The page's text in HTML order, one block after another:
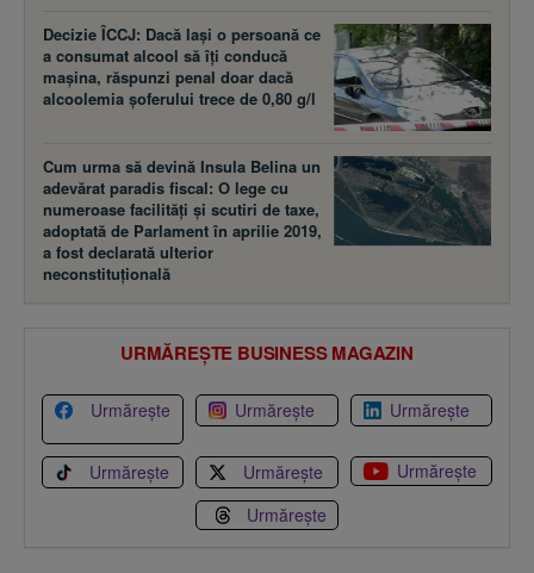
Decizie ÎCCJ: Dacă laşi o persoană ce
a consumat alcool să îţi conducă
maşina, răspunzi penal doar dacă
alcoolemia şoferului trece de 0,80 g/l
Cum urma să devină Insula Belina un
adevărat paradis fiscal: O lege cu
numeroase facilităţi şi scutiri de taxe,
adoptată de Parlament în aprilie 2019,
a fost declarată ulterior
neconstituţională
URMĂREȘTE BUSINESS MAGAZIN
Urmărește Urmărește Urmărește
Urmărește Urmărește
Urmărește
Urmărește